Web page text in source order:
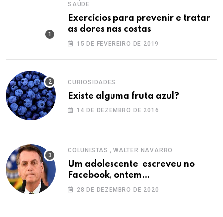
SAÚDE
Exercícios para prevenir e tratar
as dores nas costas
15 DE FEVEREIRO DE 2019
CURIOSIDADES
Existe alguma fruta azul?
14 DE DEZEMBRO DE 2016
COLUNISTAS , WALTER NAVARRO
Um adolescente escreveu no
Facebook, ontem…
28 DE DEZEMBRO DE 2020